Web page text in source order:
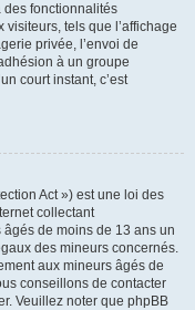
des fonctionnalités
tels que l’affichage
privée, l’envoi de
à un groupe
court instant, c’est
Act ») est une loi des
collectant
de moins de 13 ans un
des mineurs concernés.
aux mineurs âgés de
conseillons de contacter
Veuillez noter que phpBB